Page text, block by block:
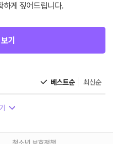
하게 짚어드립니다.
기
베스트순 최신순